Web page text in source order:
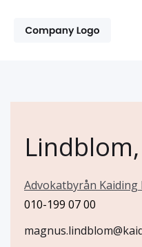
Advokatbyrån
010-199 07 00